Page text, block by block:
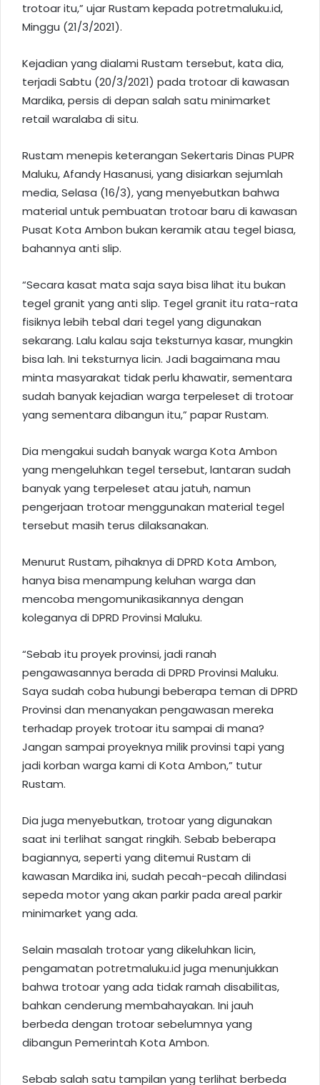
trotoar itu,” ujar Rustam kepada potretmaluku.id,
Minggu (21/3/2021).
Kejadian yang dialami Rustam tersebut, kata dia,
terjadi Sabtu (20/3/2021) pada trotoar di kawasan
Mardika, persis di depan salah satu minimarket
retail waralaba di situ.
Rustam menepis keterangan Sekertaris Dinas PUPR
Maluku, Afandy Hasanusi, yang disiarkan sejumlah
media, Selasa (16/3), yang menyebutkan bahwa
material untuk pembuatan trotoar baru di kawasan
Pusat Kota Ambon bukan keramik atau tegel biasa,
bahannya anti slip.
“Secara kasat mata saja saya bisa lihat itu bukan
tegel granit yang anti slip. Tegel granit itu rata-rata
fisiknya lebih tebal dari tegel yang digunakan
sekarang. Lalu kalau saja teksturnya kasar, mungkin
bisa lah. Ini teksturnya licin. Jadi bagaimana mau
minta masyarakat tidak perlu khawatir, sementara
sudah banyak kejadian warga terpeleset di trotoar
yang sementara dibangun itu,” papar Rustam.
Dia mengakui sudah banyakwarga Kota Ambon
yang mengeluhkan tegel tersebut, lantaran sudah
banyak yang terpeleset atau jatuh, namun
pengerjaan trotoar menggunakan material tegel
tersebut masih terus dilaksanakan.
Menurut Rustam, pihaknya di DPRD Kota Ambon,
hanya bisa menampung keluhan warga dan
mencoba mengomunikasikannya dengan
koleganya di DPRD Provinsi Maluku.
“Sebab itu proyek provinsi, jadi ranah
pengawasannya berada di DPRD Provinsi Maluku.
Saya sudah coba hubungi beberapa teman di DPRD
Provinsi dan menanyakan pengawasan mereka
terhadap proyek trotoar itu sampai di mana?
Jangan sampai proyeknya milik provinsi tapi yang
jadi korban warga kamidi Kota Ambon,” tutur
Rustam.
Dia juga menyebutkan, trotoar yang digunakan
saat ini terlihat sangat ringkih. Sebab beberapa
bagiannya, seperti yang ditemui Rustam di
kawasan Mardika ini, sudah pecah-pecah dilindasi
sepeda motor yang akan parkir pada areal parkir
minimarket yang ada.
Selain masalah trotoar yang dikeluhkan licin,
pengamatan potretmaluku.id juga menunjukkan
bahwa trotoar yang ada tidak ramah disabilitas,
bahkan cenderung membahayakan. Ini jauh
berbeda dengan trotoar sebelumnya yang
dibangun Pemerintah Kota Ambon.
Sebab salah satu tampilan yang terlihat berbeda